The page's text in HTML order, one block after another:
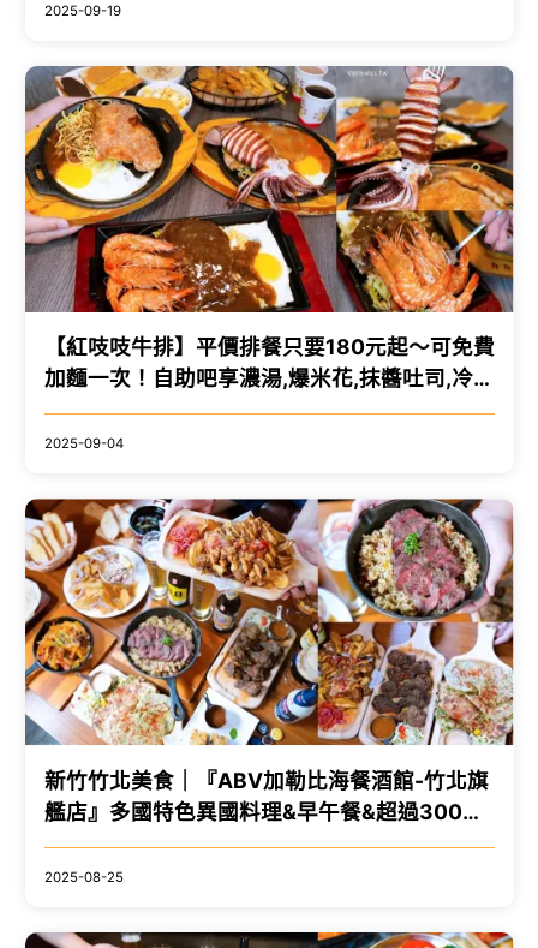
2025-09-19
【紅吱吱牛排】平價排餐只要180元起～可免費
加麵一次！自助吧享濃湯,爆米花,抹醬吐司,冷熱
飲,霜淇淋免費吃到飽！
2025-09-04
新竹竹北美食｜『ABV加勒比海餐酒館-竹北旗
艦店』多國特色異國料理&早午餐&超過300種
世界精釀啤酒！小酌小聚首選！
2025-08-25